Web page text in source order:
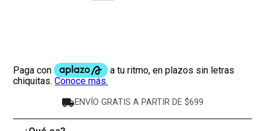
ENVÍO GRATIS A PARTIR DE $699